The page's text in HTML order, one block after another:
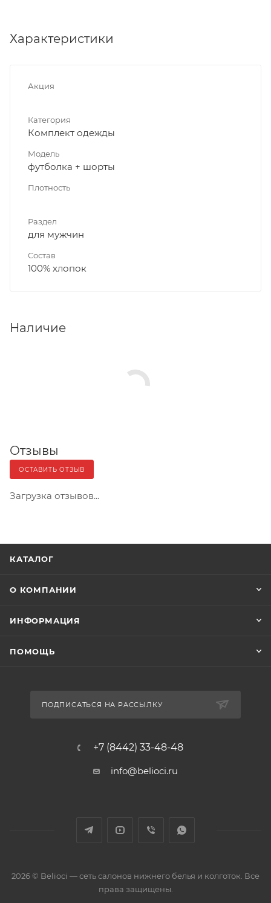
Характеристики
Акция
Категория
Комплект одежды
Модель
футболка + шорты
Плотность
Раздел
для мужчин
Состав
100% хлопок
Наличие
Отзывы
ОСТАВИТЬ ОТЗЫВ
Загрузка отзывов...
КАТАЛОГ
О КОМПАНИИ
ИНФОРМАЦИЯ
ПОМОЩЬ
ПОДПИСАТЬСЯ НА РАССЫЛКУ
+7 (8442) 33-48-48
info@belioci.ru
2026 © Belioci — сеть салонов нижнего белья и колготок. Все
права защищены.